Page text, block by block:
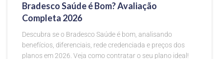
Bradesco Saúde é Bom? Avaliação
Completa 2026
Descubra se o Bradesco Saúde é bom, analisando
benefícios, diferenciais, rede credenciada e preços dos
planos em 2026. Veja como contratar o seu plano ideal!